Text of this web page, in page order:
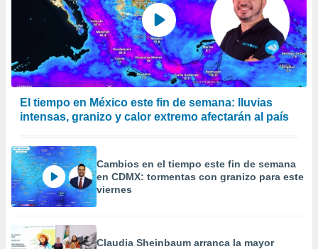
El tiempo en México este fin de semana: lluvias
intensas, granizo y calor extremo afectarán al país
Cambios en el tiempo este fin de semana
en CDMX: tormentas con granizo para este
viernes
Claudia Sheinbaum arranca la mayor